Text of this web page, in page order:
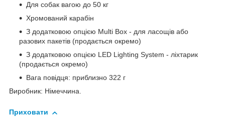
Для собак вагою до 50 кг
Хромований карабін
З додатковою опцією Multi Box - для ласощів або
разових пакетів (продається окремо)
З додатковою опцією LED Lighting System - ліхтарик
(продається окремо)
Вага повідця: приблизно 322 г
Виробник: Німеччина.
Приховати